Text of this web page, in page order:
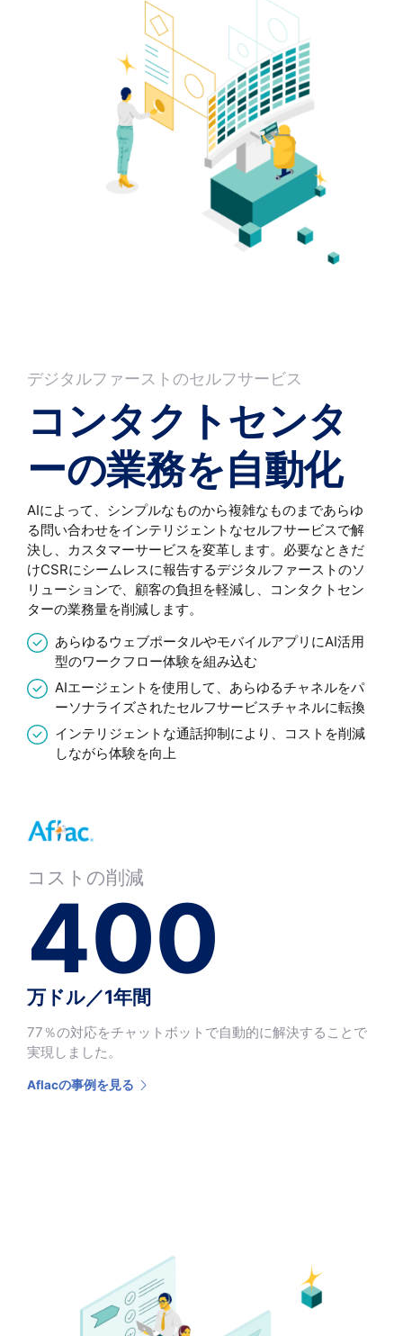
コストの削減
400
万ドル／1年間
77％の対応をチャットボットで自動的に解決することで
実現しました。
Aflacの事例を見る
デジタルファーストのセルフサービス
コンタクトセンタ
ーの業務を自動化
AIによって、シンプルなものから複雑なものまであらゆ
る問い合わせをインテリジェントなセルフサービスで解
決し、カスタマーサービスを変革します。必要なときだ
けCSRにシームレスに報告するデジタルファーストのソ
リューションで、顧客の負担を軽減し、コンタクトセン
ターの業務量を削減します。
あらゆるウェブポータルやモバイルアプリにAI活用
型のワークフロー体験を組み込む
AIエージェントを使用して、あらゆるチャネルをパ
ーソナライズされたセルフサービスチャネルに転換
インテリジェントな通話抑制により、コストを削減
しながら体験を向上